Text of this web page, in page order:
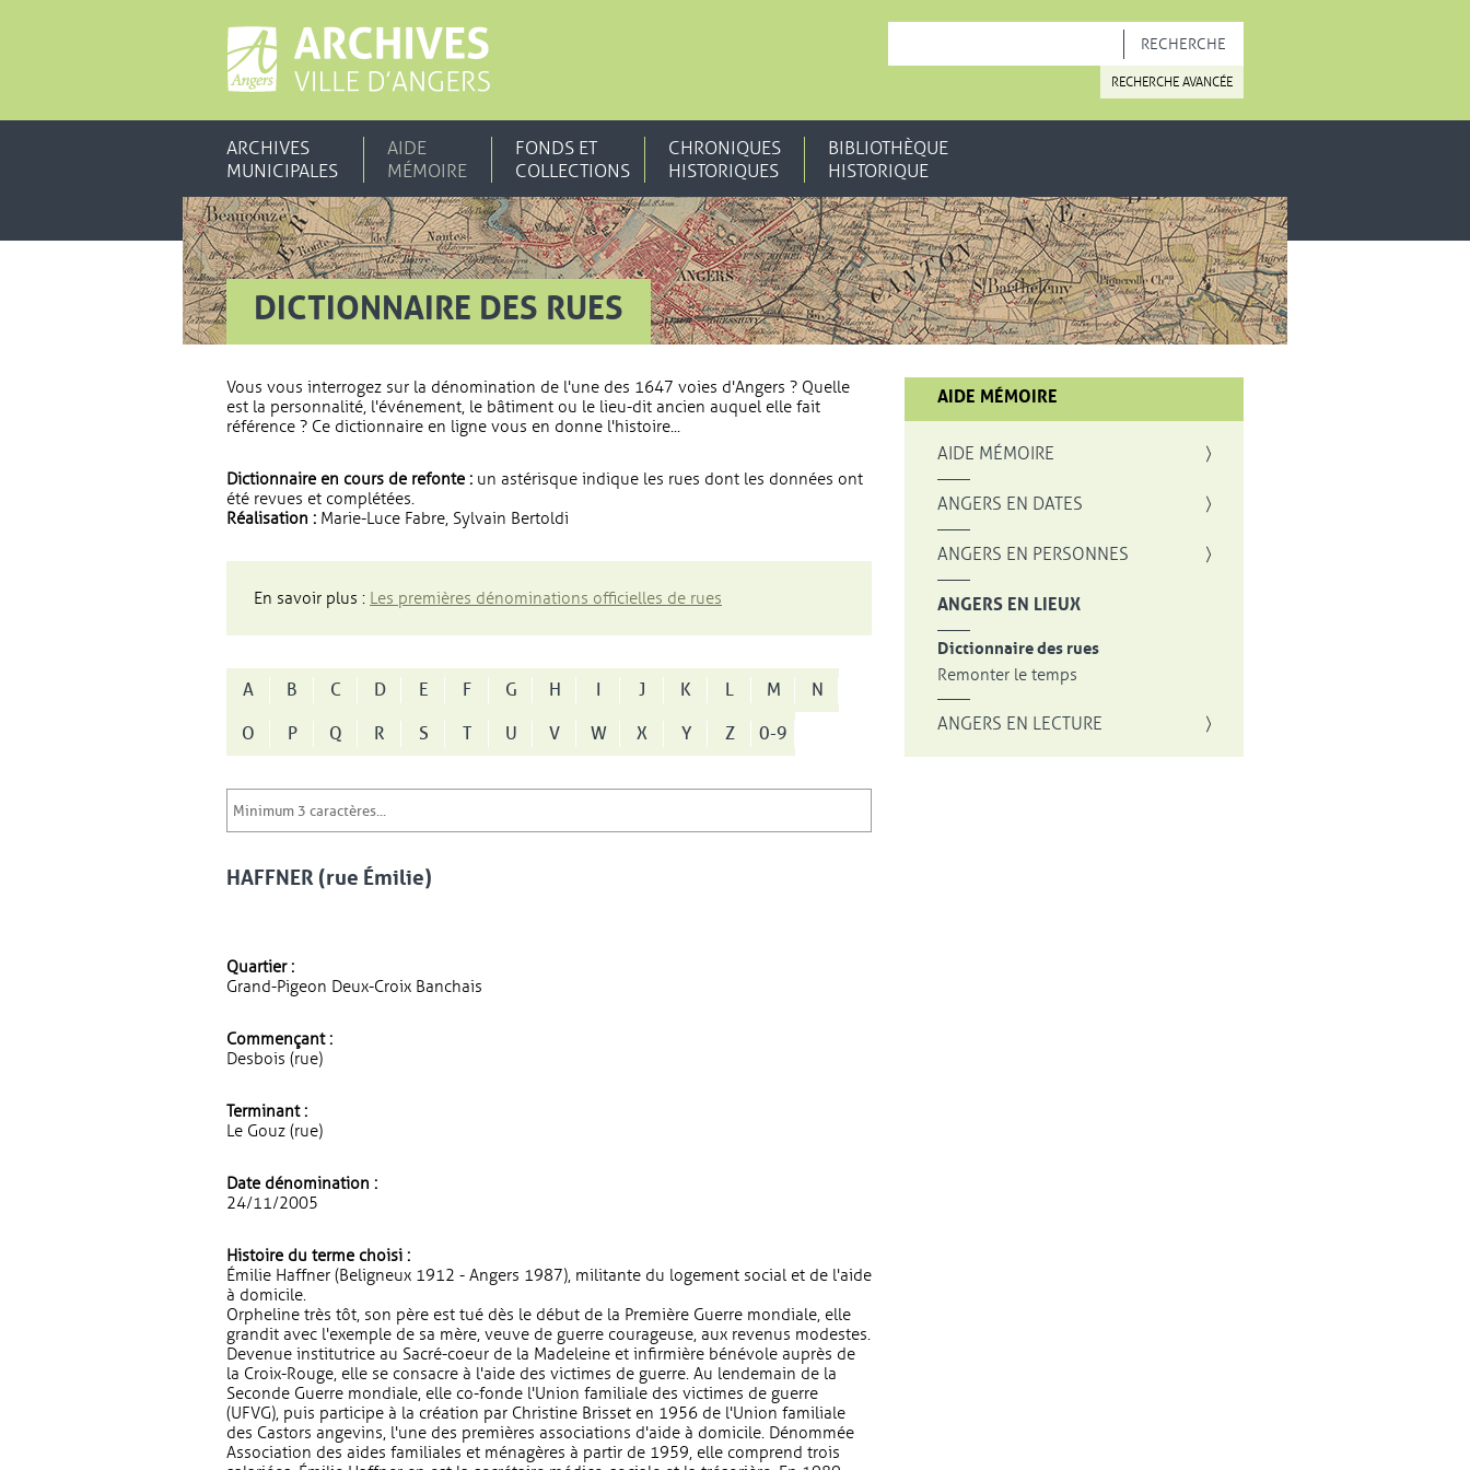
RECHERCHE AVANCÉE
ARCHIVES
MUNICIPALES
AIDE
MÉMOIRE
FONDS ET
COLLECTIONS
CHRONIQUES
HISTORIQUES
BIBLIOTHÈQUE
HISTORIQUE
DICTIONNAIRE DES RUES
Vous vous interrogez sur la dénomination de l'une des 1647 voies d'Angers ? Quelle
est la personnalité, l'événement, le bâtiment ou le lieu-dit ancien auquel elle fait
référence ? Ce dictionnaire en ligne vous en donne l'histoire...
Dictionnaire en cours de refonte : un astérisque indique les rues dont les données ont
été revues et complétées.
Réalisation : Marie-Luce Fabre, Sylvain Bertoldi
En savoir plus : Les premières dénominations officielles de rues
A B C D E F G H I J K L M
N
O
P Q R S T U V W X Y Z 0-9
HAFFNER (rue Émilie)
Quartier :
Grand-Pigeon Deux-Croix Banchais
Commençant :
Desbois (rue)
Terminant :
Le Gouz (rue)
Date dénomination :
24/11/2005
Histoire du terme choisi :
Émilie Haffner (Beligneux 1912 - Angers 1987), militante du logement social et de l'aide
à domicile.
Orpheline très tôt, son père est tué dès le début de la Première Guerre mondiale, elle
grandit avec l'exemple de sa mère, veuve de guerre courageuse, aux revenus modestes.
Devenue institutrice au Sacré-coeur de la Madeleine et infirmière bénévole auprès de
la Croix-Rouge, elle se consacre à l'aide des victimes de guerre. Au lendemain de la
Seconde Guerre mondiale, elle co-fonde l'Union familiale des victimes de guerre
(UFVG), puis participe à la création par Christine Brisset en 1956 de l'Union familiale
des Castors angevins, l'une des premières associations d'aide à domicile. Dénommée
Association des aides familiales et ménagères à partir de 1959, elle comprend trois
AIDE MÉMOIRE
AIDE MÉMOIRE
ANGERS EN DATES
ANGERS EN PERSONNES
ANGERS EN LIEUX
Dictionnaire des rues
Remonter le temps
ANGERS EN LECTURE